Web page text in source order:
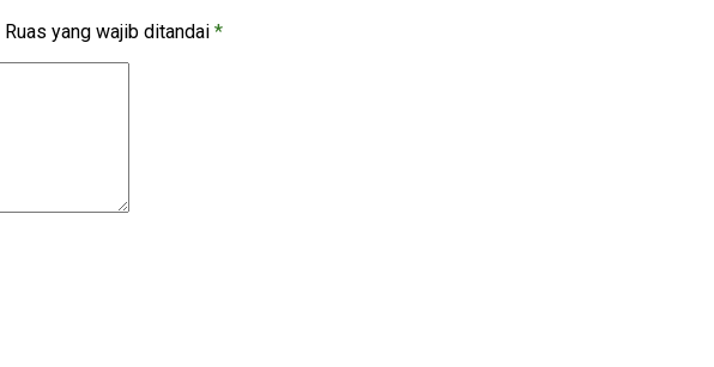
Ruas yang wajib ditandai *